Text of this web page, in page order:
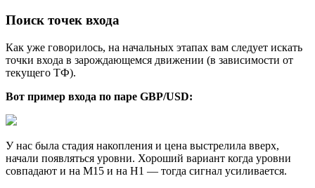
Поиск точек входа
Как уже говорилось, на начальных этапах вам следует искать
точки входа в зарождающемся движении (в зависимости от
текущего ТФ).
Вот пример входа по паре GBP/USD:
У нас была стадия накопления и цена выстрелила вверх,
начали появляться уровни. Хороший вариант когда уровни
совпадают и на M15 и на H1 — тогда сигнал усиливается.